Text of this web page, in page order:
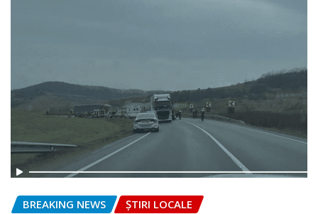
BREAKING NEWS ȘTIRI LOCALE